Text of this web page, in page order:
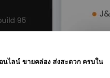
นไลน์ ขายคล่อง ส่งสะดวก ครบใน